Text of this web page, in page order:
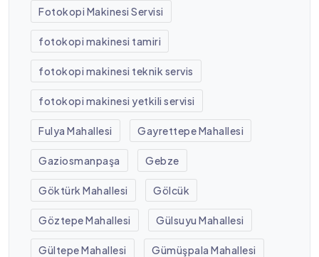
Fotokopi Makinesi Servisi
fotokopi makinesi tamiri
fotokopi makinesi teknik servis
fotokopi makinesi yetkili servisi
Fulya Mahallesi Gayrettepe Mahallesi
Gaziosmanpaşa Gebze
Göktürk Mahallesi Gölcük
Göztepe Mahallesi Gülsuyu Mahallesi
Gültepe Mahallesi Gümüşpala Mahallesi